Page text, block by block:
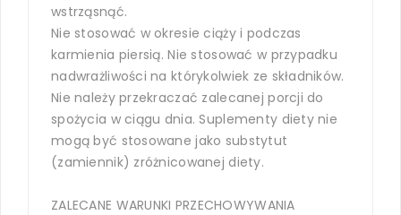
wstrząsnąć.
Nie stosować w okresie ciąży i podczas
karmienia piersią. Nie stosować w przypadku
nadwrażliwości na którykolwiek ze składników.
Nie należy przekraczać zalecanej porcji do
spożycia w ciągu dnia. Suplementy diety nie
mogą być stosowane jako substytut
(zamiennik) zróżnicowanej diety.
ZALECANE WARUNKI PRZECHOWYWANIA